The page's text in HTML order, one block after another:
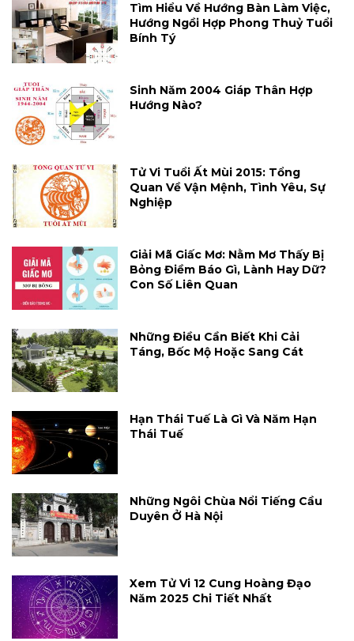
Tìm Hiểu Về Hướng Bàn Làm Việc,
Hướng Ngồi Hợp Phong Thuỷ Tuổi
Bính Tý
Sinh Năm 2004 Giáp Thân Hợp
Hướng Nào?
Tử Vi Tuổi Ất Mùi 2015: Tổng
Quan Về Vận Mệnh, Tình Yêu, Sự
Nghiệp
Giải Mã Giấc Mơ: Nằm Mơ Thấy Bị
Bỏng Điềm Báo Gì, Lành Hay Dữ?
Con Số Liên Quan
Những Điều Cần Biết Khi Cải
Táng, Bốc Mộ Hoặc Sang Cát
Hạn Thái Tuế Là Gì Và Năm Hạn
Thái Tuế
Những Ngôi Chùa Nổi Tiếng Cầu
Duyên Ở Hà Nội
Xem Tử Vi 12 Cung Hoàng Đạo
Năm 2025 Chi Tiết Nhất